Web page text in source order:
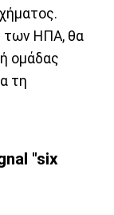
των ΗΠΑ, θα
ομάδας
τη
"six